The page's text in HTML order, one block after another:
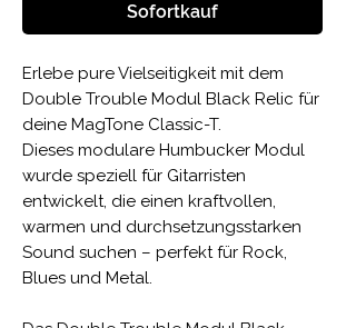
Sofortkauf
Erlebe pure Vielseitigkeit mit dem
Double Trouble Modul Black Relic für
deine MagTone Classic-T.
Dieses modulare Humbucker Modul
wurde speziell für Gitarristen
entwickelt, die einen kraftvollen,
warmen und durchsetzungsstarken
Sound suchen – perfekt für Rock,
Blues und Metal.